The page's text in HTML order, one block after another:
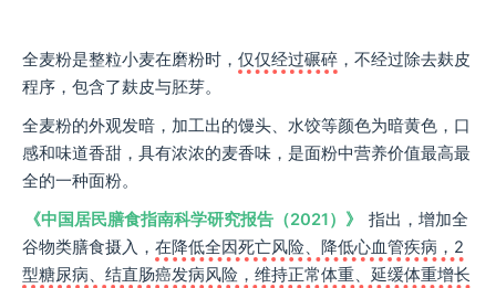
全麦粉是整粒小麦在磨粉时， 仅仅经过碾碎 ，不经过除去麸皮
程序，包含了麸皮与胚芽。
全麦粉的外观发暗，加工出的馒头、水饺等颜色为暗黄色，口
感和味道香甜，具有浓浓的麦香味，是面粉中营养价值最高最
全的一种面粉。
《中国居民膳食指南科学研究报告（2021）》
指出，增加全
谷物类膳食摄入， 在降低全因死亡风险、降低心血管疾病，2
型糖尿病、结直肠癌发病风险，维持正常体重、延缓体重增长